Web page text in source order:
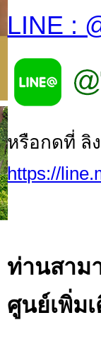
LINE :
หรือกดที่ ลิ
https://
ท่านสาม
ศูนย์เพิ่ม